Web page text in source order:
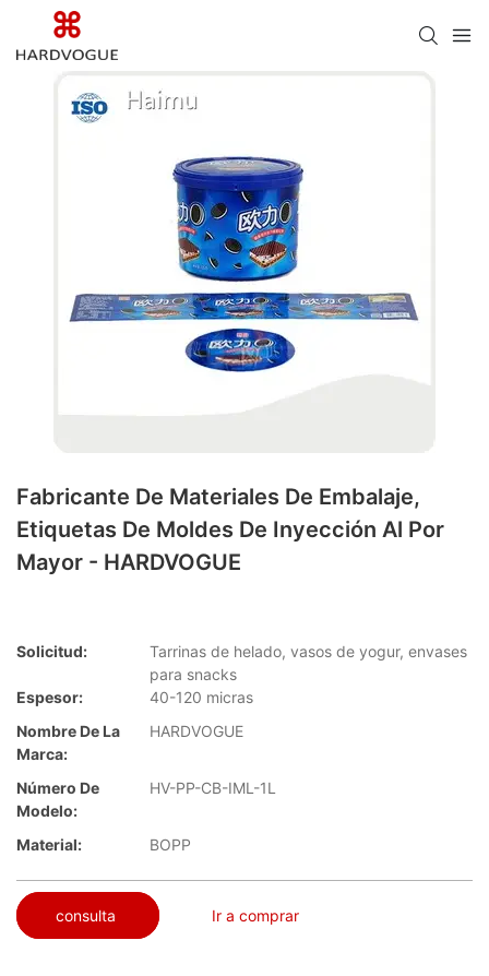
Fabricante De Materiales De Embalaje,
Etiquetas De Moldes De Inyección Al Por
Mayor - HARDVOGUE
Solicitud:
Tarrinas de helado, vasos de yogur, envases
para snacks
Espesor:
40-120 micras
Nombre De La
Marca:
HARDVOGUE
Número De
Modelo:
HV-PP-CB-IML-1L
Material: BOPP
consulta Ir a comprar